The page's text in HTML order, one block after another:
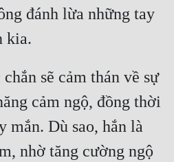
đánh lừa những tay
sẽ cảm thán về sự
cảm ngộ, đồng thời
mắn. Dù sao, hắn là
nhờ tăng cường ngộ